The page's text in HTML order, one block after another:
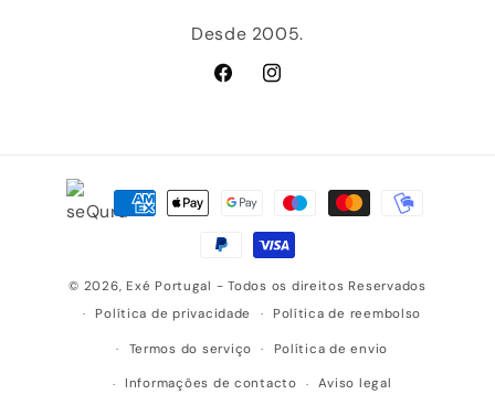
Desde 2005.
FacebookInstagram
Métodos
© 2026, Exé Portugal - Todos os direitos Reservados
Política de privacidade
Política de reembolso
Termos do serviço Política de envio
Informações de contacto Aviso legal